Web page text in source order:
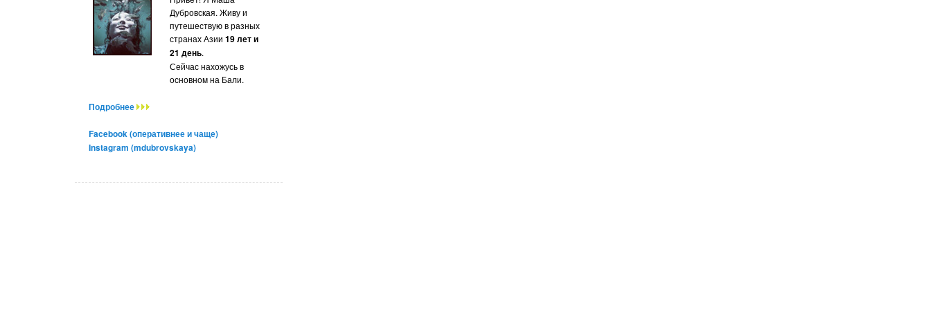
Дубровская. Живу и
путешествую в разных
странах Азии 19 лет и
21 день.
Сейчас нахожусь в
основном на Бали.
Подробнее
Facebook (оперативнее и чаще)
Instagram (mdubrovskaya)